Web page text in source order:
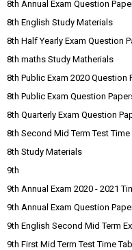
8th Annual Exam Question
8th English Study Materials
8th Half Yearly Exam Question
8th maths Study Matherials
8th Public Exam 2020
8th Public Exam Question
8th Quarterly Exam Question
8th Second Mid Term Test Time
8th Study Materials
9th
9th Annual Exam 2020 - 2021
9th Annual Exam Question
9th English Second Mid Term
9th First Mid Term Test Time